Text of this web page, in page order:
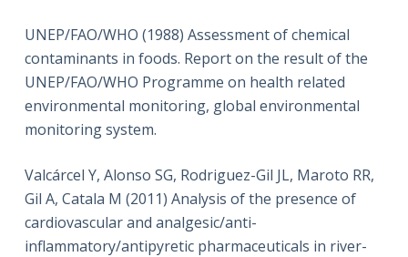
UNEP/FAO/WHO (1988) Assessment of chemical
contaminants in foods. Report on the result of the
UNEP/FAO/WHO Programme on health related
environmental monitoring, global environmental
monitoring system.
Valcárcel Y, Alonso SG, Rodriguez-Gil JL, Maroto RR,
Gil A, Catala M (2011) Analysis of the presence of
cardiovascular and analgesic/anti-
inflammatory/antipyretic pharmaceuticals in river-